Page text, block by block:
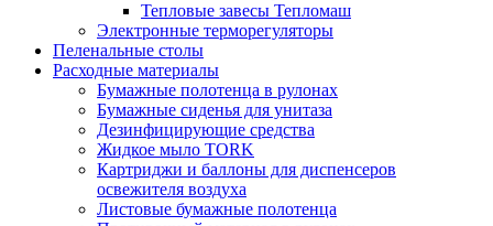
Тепловые завесы Тепломаш
Электронные терморегуляторы
Пеленальные столы
Расходные материалы
Бумажные полотенца в рулонах
Бумажные сиденья для унитаза
Дезинфицирующие средства
Жидкое мыло TORK
Картриджи и баллоны для диспенсеров
освежителя воздуха
Листовые бумажные полотенца